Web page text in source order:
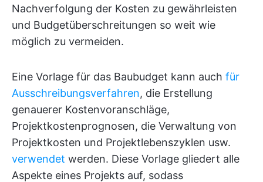
Nachverfolgung der Kosten zu gewährleisten
und Budgetüberschreitungen so weit wie
möglich zu vermeiden.
Eine Vorlage für das Baubudget kann auch für
Ausschreibungsverfahren, die Erstellung
genauerer Kostenvoranschläge,
Projektkostenprognosen, die Verwaltung von
Projektkosten und Projektlebenszyklen usw.
verwendet werden. Diese Vorlage gliedert alle
Aspekte eines Projekts auf, sodass